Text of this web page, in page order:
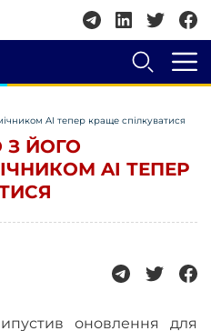
AI тепер краще спілкуватися
З ЙОГО
AI ТЕПЕР
оновлення для